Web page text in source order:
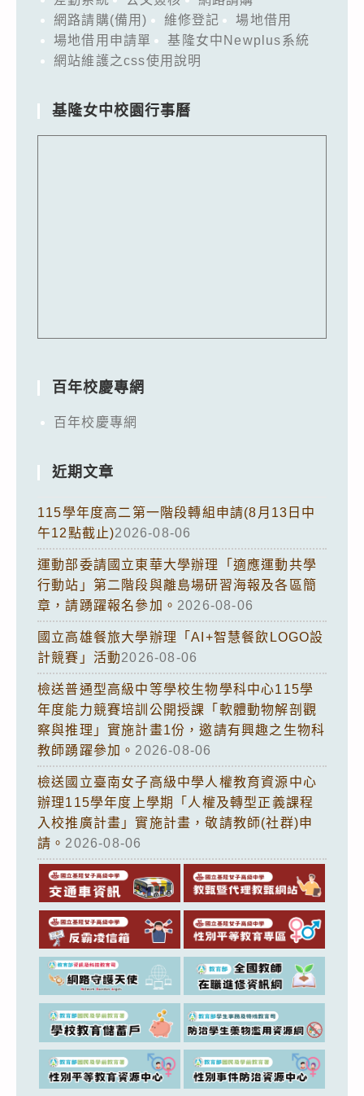
網路請購(備用)
維修登記
場地借用
場地借用申請單
基隆女中Newplus系統
網站維護之css使用說明
基隆女中校園行事曆
百年校慶專網
百年校慶專網
近期文章
115學年度高二第一階段轉組申請(8月13日中
午12點截止)2026-08-06
運動部委請國立東華大學辦理「適應運動共學
行動站」第二階段與離島場研習海報及各區簡
章，請踴躍報名參加。 2026-08-06
國立高雄餐旅大學辦理「AI+智慧餐飲LOGO設
計競賽」活動2026-08-06
檢送普通型高級中等學校生物學科中心115學
年度能力競賽培訓公開授課「軟體動物解剖觀
察與推理」實施計畫1份，邀請有興趣之生物科
教師踴躍參加。 2026-08-06
檢送國立臺南女子高級中學人權教育資源中心
辦理115學年度上學期「人權及轉型正義課程
入校推廣計畫」實施計畫，敬請教師(社群)申
請。 2026-08-06